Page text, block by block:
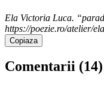
Ela Victoria Luca.
https://poezie.ro/atelier/
Copiaza
Comentarii (14)